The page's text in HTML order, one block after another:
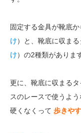
固定する金具が靴底
け）と、靴底に収まる
け）の2種類がありま
更に、靴底に収まる
スのレースで使うよう
硬くなくって 歩きや